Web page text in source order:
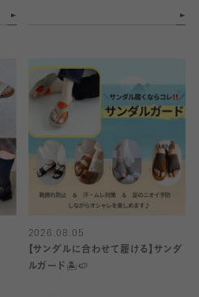
2026.08.05
【サンダルに合わせて履ける】サンダ
ルガード🏝️🍉